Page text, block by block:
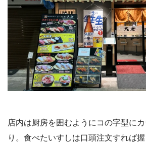
店内は厨房を囲むようにコの字型に
り。食べたいすしは口頭注文すれば握